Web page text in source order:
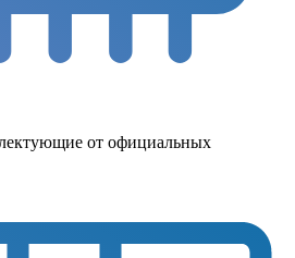
от официальных